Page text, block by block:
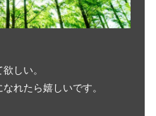
しい。
れたら嬉しいです。